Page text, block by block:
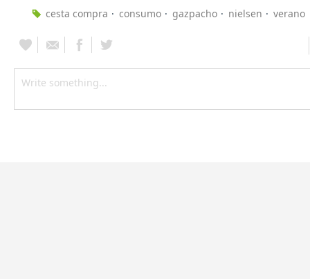
cesta compra
consumo gazpacho nielsen verano